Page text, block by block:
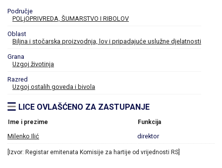
Područje
POLjOPRIVREDA, ŠUMARSTVO I RIBOLOV
Oblast
Biljna i stočarska proizvodnja, lov i pripadajuće uslužne djelatnosti
Grana
Uzgoj životinja
Razred
Uzgoj ostalih goveda i bivola
LICE OVLAŠĆENO ZA ZASTUPANJE
Ime i prezime Funkcija
Milenko Ilić direktor
[Izvor: Registar emitenata Komisije za hartije od vrijednosti RS]